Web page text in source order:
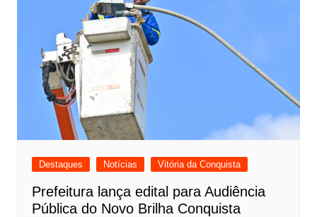
Destaques Notícias Vitória da Conquista
Prefeitura lança edital para Audiência
Pública do Novo Brilha Conquista